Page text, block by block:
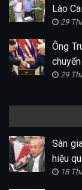
Lào
29
Ông
29
Sàn
hiệu
18